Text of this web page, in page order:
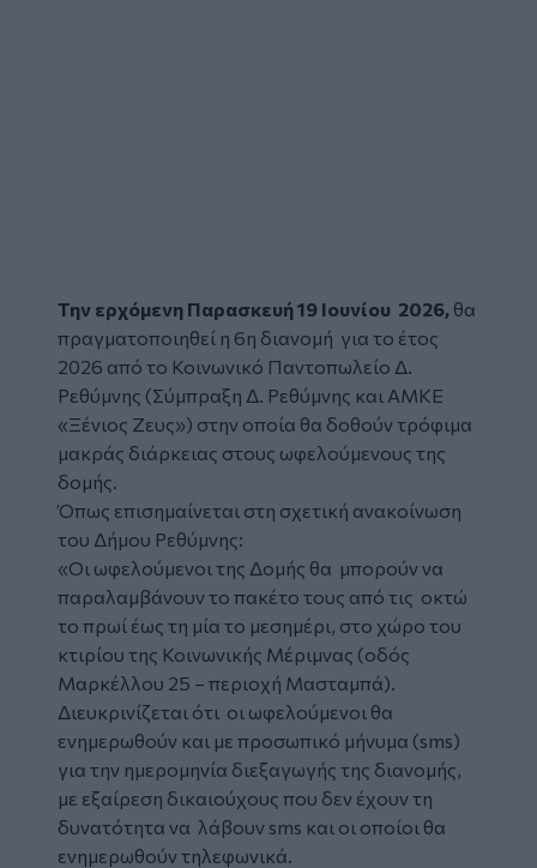
Την ερχόμενη Παρασκευή 19 Ιουνίου 2026, θα
πραγματοποιηθεί η 6η διανομή για το έτος
2026 από το Κοινωνικό Παντοπωλείο Δ.
Ρεθύμνης (Σύμπραξη Δ. Ρεθύμνης και ΑΜΚΕ
«Ξένιος Ζευς») στην οποία θα δοθούν τρόφιμα
μακράς διάρκειας στους ωφελούμενους της
δομής.
Όπως επισημαίνεται στη σχετική ανακοίνωση
του Δήμου Ρεθύμνης:
«Οι ωφελούμενοι της Δομής θα μπορούν να
παραλαμβάνουν το πακέτο τους από τις οκτώ
το πρωί έως τη μία το μεσημέρι, στο χώρο του
κτιρίου της Κοινωνικής Μέριμνας (οδός
Μαρκέλλου 25 – περιοχή Μασταμπά).
Διευκρινίζεται ότι οι ωφελούμενοι θα
ενημερωθούν και με προσωπικό μήνυμα (sms)
για την ημερομηνία διεξαγωγής της διανομής,
με εξαίρεση δικαιούχους που δεν έχουν τη
δυνατότητα να λάβουν sms και οι οποίοι θα
ενημερωθούν τηλεφωνικά.